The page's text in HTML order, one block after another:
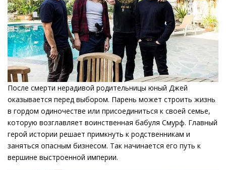
После смерти нерадивой родительницы юный Джей
оказывается перед выбором. Парень может строить жизнь
в гордом одиночестве или присоединиться к своей семье,
которую возглавляет воинственная бабуля Смурф. Главный
герой истории решает примкнуть к родственникам и
заняться опасным бизнесом. Так начинается его путь к
вершине выстроенной империи.